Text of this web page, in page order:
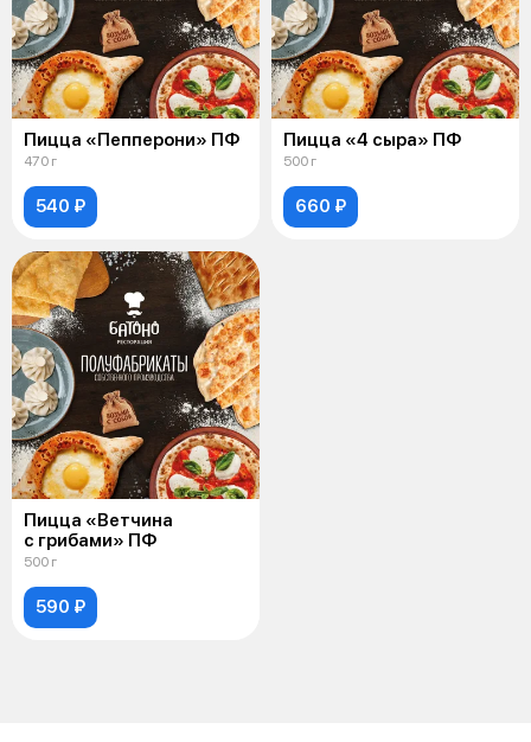
Пицца «Пепперони» ПФ
470 г
540 ₽
Пицца «4 сыра» ПФ
500 г
660 ₽
Пицца «Ветчина
с грибами» ПФ
500 г
590 ₽